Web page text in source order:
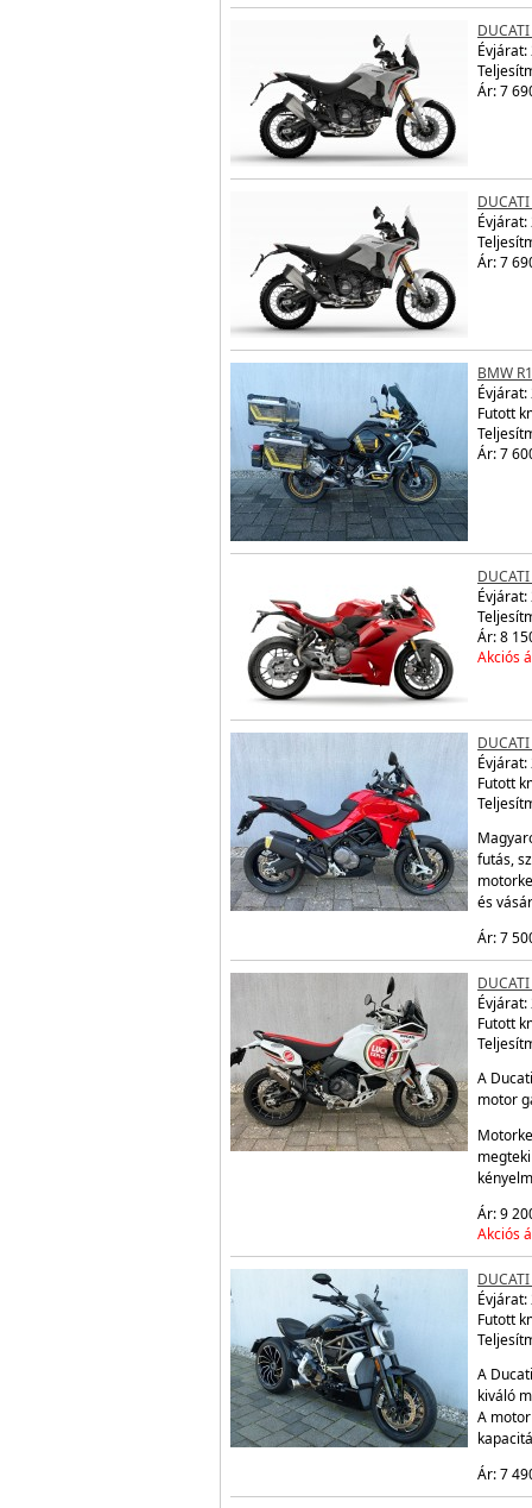
DUCATI
Évjárat:
Ár: 7
DUCATI
Évjárat:
Ár: 7
BMW
Évjárat:
Futott
Ár: 7
Évjárat:
Ár: 8
Akciós
Évjárat:
Futott
futás,
és
Ár: 7
DUCATI
Évjárat:
Futott
A
motor
Ár: 9
Akciós
Évjárat:
Futott
A
kiváló
A
Ár: 7